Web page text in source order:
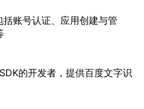
账号认证、应用创建与管
的开发者，提供百度文字识